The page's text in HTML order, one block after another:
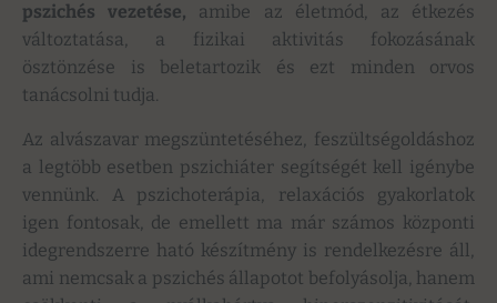
pszichés vezetése, amibe az életmód, az étkezés
változtatása, a fizikai aktivitás fokozásának
ösztönzése is beletartozik és ezt minden orvos
tanácsolni tudja.
Az alvászavar megszüntetéséhez, feszültségoldáshoz
a legtöbb esetben pszichiáter segítségét kell igénybe
vennünk. A pszichoterápia, relaxációs gyakorlatok
igen fontosak, de emellett ma már számos központi
idegrendszerre ható készítmény is rendelkezésre áll,
ami nemcsak a pszichés állapotot befolyásolja, hanem